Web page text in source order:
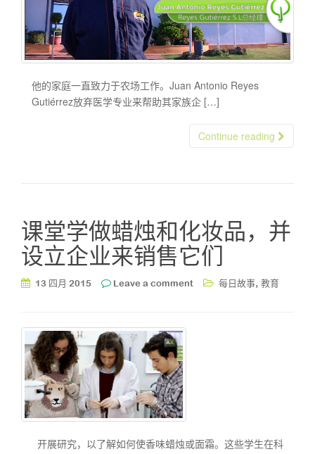
他的家庭一直致力于农场工作。Juan Antonio Reyes
Gutiérrez放弃医学专业来帮助其家族企 […]
Continue reading
课堂学做蜡烛和化妆品，并
设立企业来销售它们
13 四月 2015 Leave a comment 每日故事, 教育
开展研究，以了解如何使香味蜡烛或面霜。这些学生在科